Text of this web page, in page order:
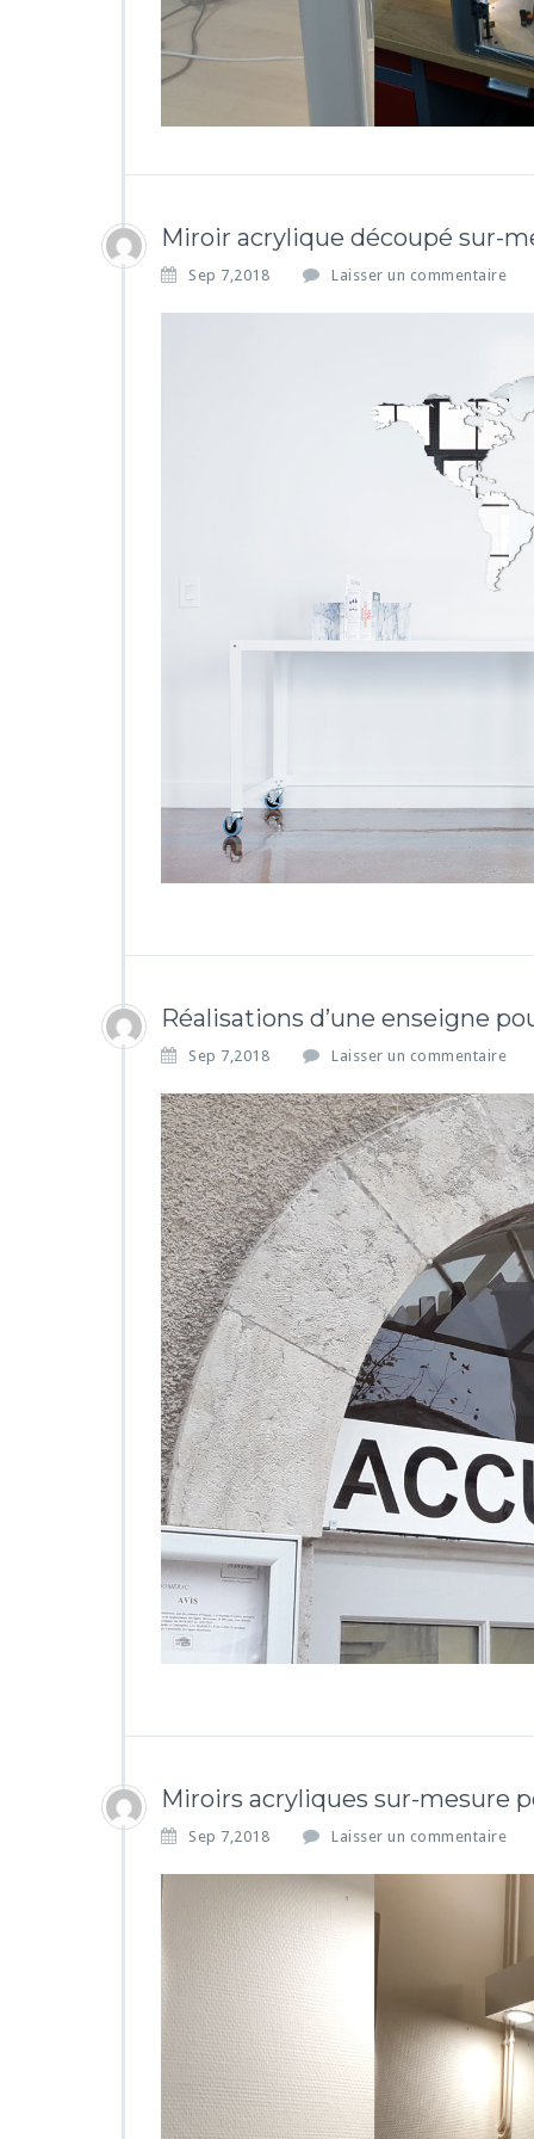
t
e
3
D
Miroir acrylique découpé sur-
Sep 7,2018 Laisser un commentaire
Réalisations d’une enseigne
Sep 7,2018 Laisser un commentaire
Miroirs acryliques sur-mesure
Sep 7,2018 Laisser un commentaire